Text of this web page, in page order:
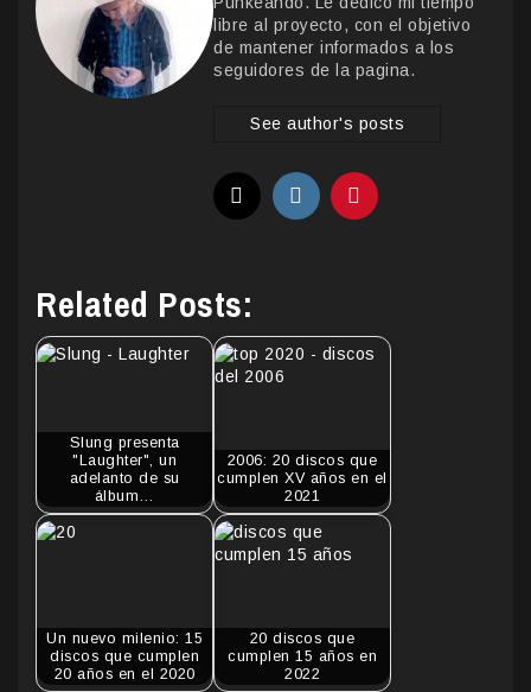
libre al proyecto, con el objetivo
de mantener informados a los
seguidores de la pagina.
See author's posts
Related Posts:
Slung presenta
"Laughter", un
adelanto de su
álbum…
2006: 20 discos que
cumplen XV años en el
2021
Un nuevo milenio: 15
discos que cumplen
20 años en el 2020
20 discos que
cumplen 15 años en
2022